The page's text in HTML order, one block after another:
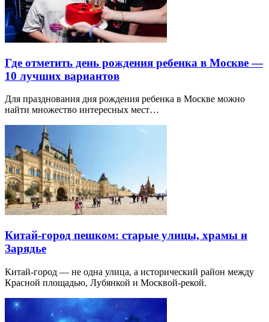
Где отметить день рождения ребенка в Москве —
10 лучших вариантов
Для празднования дня рождения ребенка в Москве можно
найти множество интересных мест…
Китай-город пешком: старые улицы, храмы и
Зарядье
Китай-город — не одна улица, а исторический район между
Красной площадью, Лубянкой и Москвой-рекой.